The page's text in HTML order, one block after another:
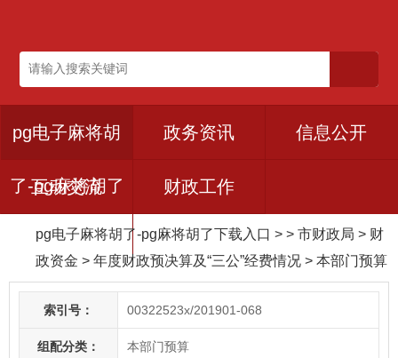
pg电子麻将胡
了-pg麻将胡了
下载入口
政务资讯 信息公开
互动交流 财政工作
pg电子麻将胡了-pg麻将胡了下载入口 > > 市财政局 > 财
政资金 > 年度财政预决算及“三公”经费情况 > 本部门预算
索引号： 00322523x/201901-068
组配分类： 本部门预算